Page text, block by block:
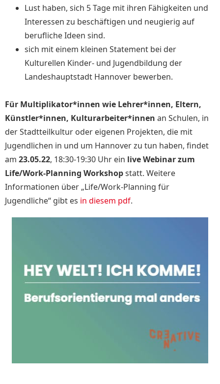
Lust haben, sich 5 Tage mit ihren Fähigkeiten und
Interessen zu beschäftigen und neugierig auf
berufliche Ideen sind.
sich mit einem kleinen Statement bei der
Kulturellen Kinder- und Jugendbildung der
Landeshauptstadt Hannover bewerben.
Für Multiplikator*innen wie Lehrer*innen, Eltern,
Künstler*innen, Kulturarbeiter*innen an Schulen, in
der Stadtteilkultur oder eigenen Projekten, die mit
Jugendlichen in und um Hannover zu tun haben, findet
am 23.05.22, 18:30-19:30 Uhr ein live Webinar zum
Life/Work-Planning Workshopstatt. Weitere
Informationen über „Life/Work-Planning für
Jugendliche“ gibt es in diesem pdf.